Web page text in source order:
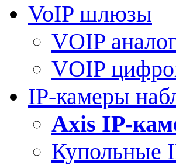
VoIP шлюзы
VOIP
VOIP
IP-камеры
Axis IP-
Купольные